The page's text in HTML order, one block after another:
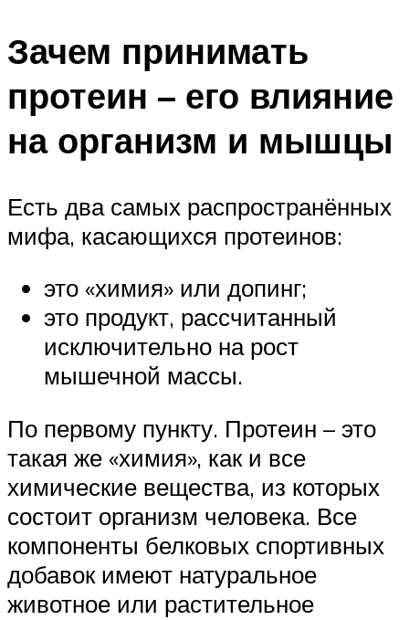
Зачем принимать
протеин – его влияние
на организм и мышцы
Есть два самых распространённых
мифа, касающихся протеинов:
это «химия» или допинг;
это продукт, рассчитанный
исключительно на рост
мышечной массы.
По первому пункту. Протеин – это
такая же «химия», как и все
химические вещества, из которых
состоит организм человека. Все
компоненты белковых спортивных
добавок имеют натуральное
животное или растительное